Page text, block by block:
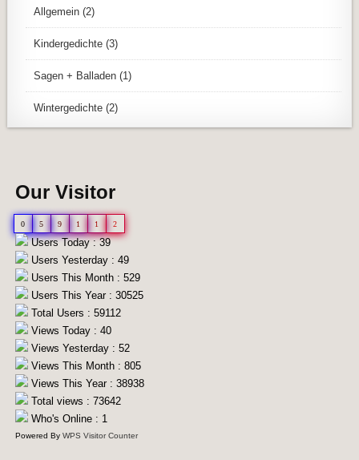
Allgemein (2)
Kindergedichte (3)
Sagen + Balladen (1)
Wintergedichte (2)
Our Visitor
0 5 9 1 1 2
Users Today : 39
Users Yesterday : 49
Users This Month : 529
Users This Year : 30525
Total Users : 59112
Views Today : 40
Views Yesterday : 52
Views This Month : 805
Views This Year : 38938
Total views : 73642
Who's Online : 1
Powered ByWPS Visitor Counter